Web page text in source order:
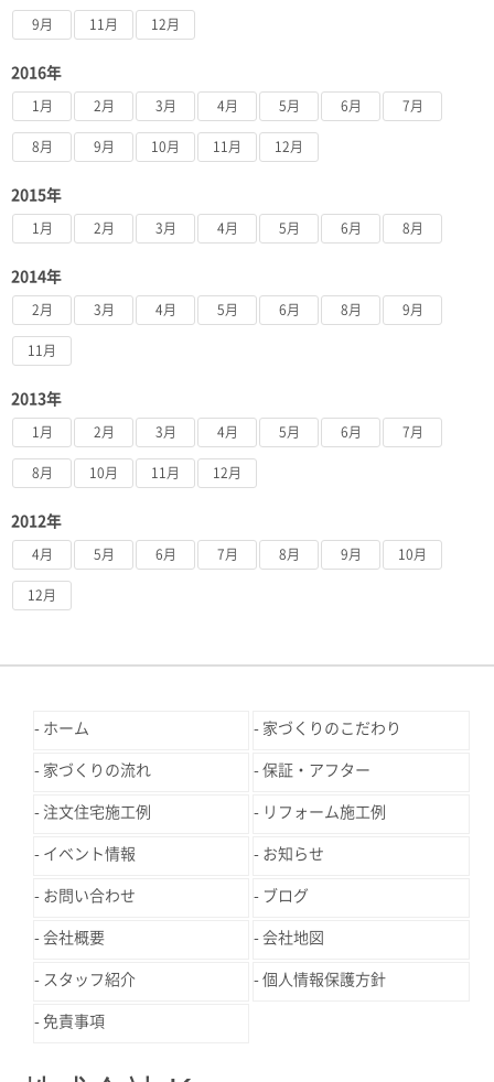
9月 11月 12月
2016年
1月 2月 3月 4月 5月 6月 7月
8月 9月 10月 11月 12月
2015年
1月 2月 3月 4月 5月 6月 8月
2014年
2月 3月 4月 5月 6月 8月 9月
11月
2013年
1月 2月 3月 4月 5月 6月 7月
8月 10月 11月 12月
2012年
4月 5月 6月 7月 8月 9月 10月
12月
ホーム 家づくりのこだわり
家づくりの流れ 保証・アフター
注文住宅施工例 リフォーム施工例
イベント情報 お知らせ
お問い合わせ ブログ
会社概要 会社地図
スタッフ紹介 個人情報保護方針
免責事項